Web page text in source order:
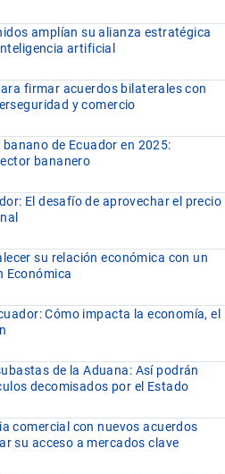
amplían su alianza estratégica
artificial
firmar acuerdos bilaterales con
y comercio
de Ecuador en 2025:
bananero
El desafío de aprovechar el precio
su relación económica con un
Económica
Cómo impacta la economía, el
de la Aduana: Así podrán
decomisados por el Estado
comercial con nuevos acuerdos
su acceso a mercados clave